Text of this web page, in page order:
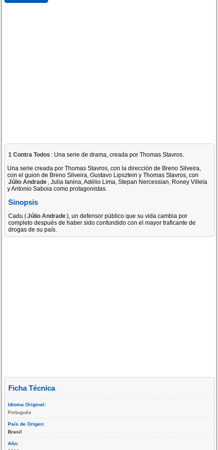
1 Contra Todos : Una serie de drama, creada por Thomas Stavros.
Una serie creada por Thomas Stavros, con la dirección de Breno Silveira,
con el guion de Breno Silveira, Gustavo Lipsztein y Thomas Stavros, con
Júlio Andrade , Julia Ianina, Adélio Lima, Stepan Nercessian, Roney Villela
y Antonio Saboia como protagonistas.
Sinopsis
Cadu (Júlio Andrade), un defensor público que su vida cambia por
completo después de haber sido confundido con el mayor traficante de
drogas de su país.
Ficha Técnica
Idioma Original:
Portugués
País de Origen:
Brasil
Año: